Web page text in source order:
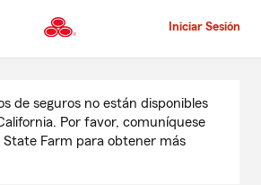
al
principal
Iniciar Sesión
de seguros no están disponibles
Por favor, comuníquese
State Farm para obtener más